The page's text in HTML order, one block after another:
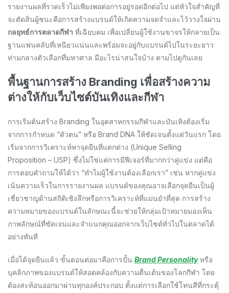
รายงานผลที่รวดเร็วไม่เพียงพอต่อการอยู่รอดอีกต่อไป แต่หัวใจสำคัญที่
จะตัดสินผู้ชนะคือการสร้างแบรนด์ให้เกิดความจดจำและไว้วางใจผ่าน
กลยุทธ์การตลาดกีฬา ที่เฉียบคม เพื่อเปลี่ยนผู้ใช้งานขาจรให้กลายเป็น
ฐานแฟนคลับที่เหนียวแน่นและพร้อมจะอยู่กับแบรนด์ไปในระยะยาว
ท่ามกลางตัวเลือกที่มหาศาล มีอะไรน่าสนใจบ้าง ตามไปดูกันเลย
พื้นฐานการสร้าง Branding เพื่อสร้างความ
ต่างให้กับเว็บไซต์บันเทิงและกีฬา
การเริ่มต้นสร้าง Branding ในอุตสาหกรรมกีฬาและบันเทิงต้องเริ่ม
จากการกำหนด “ตัวตน” หรือ Brand DNA ให้ชัดเจนตั้งแต่วันแรก โดย
เริ่มจากการวิเคราะห์หาจุดยืนที่แตกต่าง (Unique Selling
Proposition – USP) ซึ่งไม่ใช่แค่การมีฟีเจอร์ที่มากกว่าคู่แข่ง แต่คือ
การตอบคำถามให้ได้ว่า “ทำไมผู้ใช้งานต้องเลือกเรา” เช่น หากคู่แข่ง
เน้นความเร็วในการรายงานผล แบรนด์ของคุณอาจเลือกจุดยืนเป็นผู้
เชี่ยวชาญด้านสถิติเชิงลึกหรือการวิเคราะห์ที่แม่นยำที่สุด การสร้าง
ความหมายของแบรนด์ในลักษณะนี้จะช่วยให้กลุ่มเป้าหมายมองเห็น
ภาพลักษณ์ที่ชัดเจนและจำแนกคุณออกจากเว็บไซต์ทั่วไปในตลาดได้
อย่างทันที
เมื่อได้จุดยืนแล้ว ขั้นตอนต่อมาคือการปั้น Brand Personalityหรือ
บุคลิกภาพของแบรนด์ให้สอดคล้องกับความตื่นเต้นของโลกกีฬา โดย
ต้องสะท้อนออกมาผ่านทุกองค์ประกอบ ตั้งแต่การเลือกใช้โทนสีที่กระตุ้